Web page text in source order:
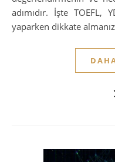
adımıdır. İşte TOEFL,
yaparken dikkate